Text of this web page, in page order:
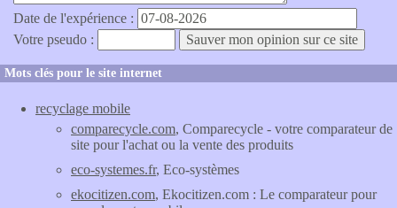
Date de l'expérience :
Votre pseudo :
Mots clés pour le site internet
recyclage mobile
comparecycle.com, Comparecycle - votre comparateur de
site pour l'achat ou la vente des produits
eco-systemes.fr, Eco-systèmes
ekocitizen.com, Ekocitizen.com : Le comparateur pour